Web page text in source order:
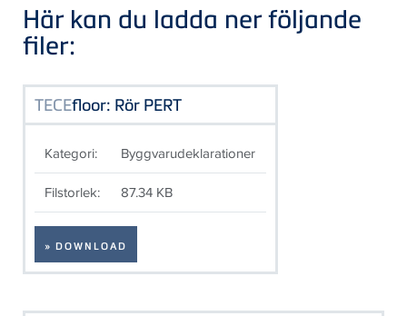
Här kan du ladda ner följande
filer:
TECEfloor: Rör PERT
Kategori: Byggvarudeklarationer
Filstorlek: 87.34 KB
» DOWNLOAD